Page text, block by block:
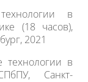
в
(18 часов),
2021
в
Санкт-